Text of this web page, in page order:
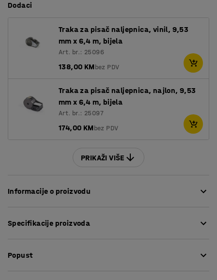
Dodaci
Traka za pisač naljepnica, vinil, 9,53
mm x 6,4 m, bijela
Art. br.: 25096
138,00 KMbez PDV
Traka za pisač naljepnica, najlon, 9,53
mm x 6,4 m, bijela
Art. br.: 25097
174,00 KMbez PDV
PRIKAŽI VIŠE
Informacije o proizvodu
višenamjenskim prijenosnim pisačem naljepnica. Pisač
svoj tekst i spremite ga za brzi ispis sljedeći put.
Specifikacije proizvoda
Širina:
Popust